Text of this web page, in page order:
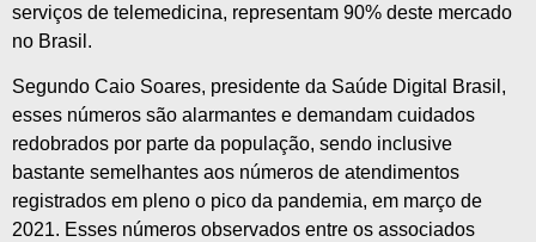
serviços de telemedicina, representam 90% deste mercado
no Brasil.
Segundo Caio Soares, presidente da Saúde Digital Brasil,
esses números são alarmantes e demandam cuidados
redobrados por parte da população, sendo inclusive
bastante semelhantes aos números de atendimentos
registrados em pleno o pico da pandemia, em março de
2021. Esses números observados entre os associados